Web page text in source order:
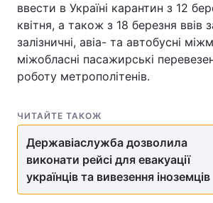
Тема оформлення
ввести в Україні карантин з 12
квітня, а також з 18 березня ввів
залізничні, авіа- та автобусні
міжобласні пасажирські
роботу метрополітенів.
ЧИТАЙТЕ ТАКОЖ
Державіаслужба дозволила
виконати рейсі для евакуації
українців та вивезення іноземців